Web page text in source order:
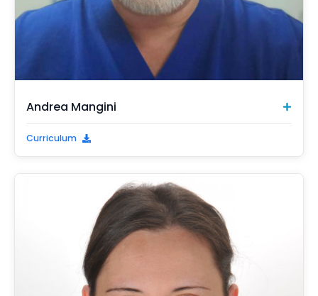
Andrea Mangini
Curriculum